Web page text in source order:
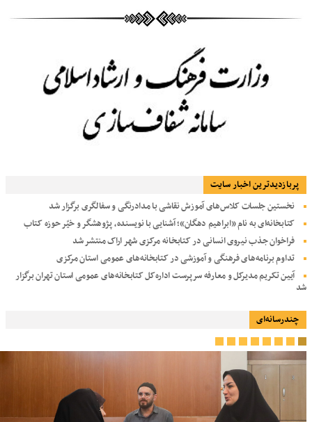
پربازديدترين اخبار سایت
نخستین جلسات کلاس‌های آموزش نقاشی با مدادرنگی و سفالگری برگزار شد
کتابخانه‌ای به نام «ابراهیم دهگان»؛ آشنایی با نویسنده، پژوهشگر و خیّر حوزه کتاب
فراخوان جذب نیروی انسانی در کتابخانه مرکزی شهر اراک منتشر شد
تداوم برنامه‌های فرهنگی و آموزشی در کتابخانه‌های عمومی استان مرکزی
آیین تکریم مدیرکل و معارفه سرپرست اداره‌کل کتابخانه‌های عمومی استان تهران برگزار
شد
چندرسانه‌ای